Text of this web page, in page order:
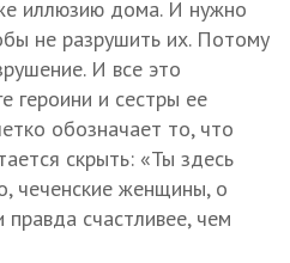
иллюзию дома. И нужно
не разрушить их. Потому
И все это
героини и сестры ее
обозначает то, что
скрыть: «Ты здесь
чеченские женщины, о
счастливее, чем